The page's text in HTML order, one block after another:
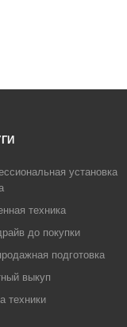
установка
техника
до покупки
подготовка
выкуп
техники